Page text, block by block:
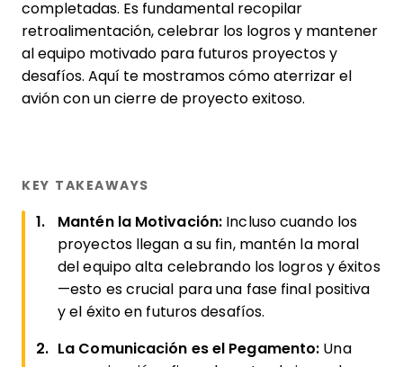
completadas. Es fundamental recopilar
retroalimentación, celebrar los logros y mantener
al equipo motivado para futuros proyectos y
desafíos. Aquí te mostramos cómo aterrizar el
avión con un cierre de proyecto exitoso.
KEY TAKEAWAYS
Mantén la Motivación: Incluso cuando los
proyectos llegan a su fin, mantén la moral
del equipo alta celebrando los logros y éxitos
—esto es crucial para una fase final positiva
y el éxito en futuros desafíos.
La Comunicación es el Pegamento: Una